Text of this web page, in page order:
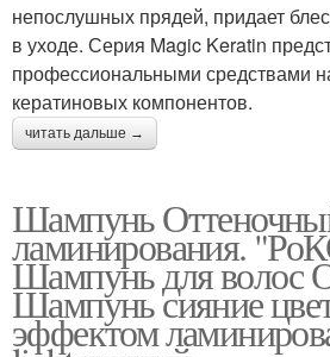
непослушных прядей, придает
в уходе. Серия Magic Keratin
профессиональными средствами
кератиновых компонентов.
читать дальше →
Шампунь
ламинирования.
Шампунь для волос
Шампунь сияние
эффектом